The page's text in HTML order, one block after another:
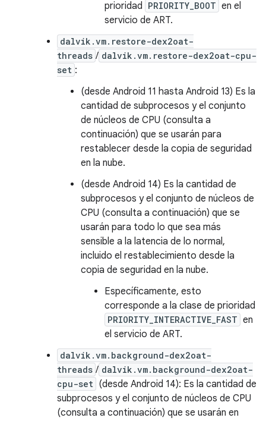
prioridad PRIORITY_BOOT en el
servicio de ART.
dalvik.vm.restore-dex2oat-
threads / dalvik.vm.restore-dex2oat-cpu-
set :
(desde Android 11 hasta Android 13) Es la
cantidad de subprocesos y el conjunto
de núcleos de CPU (consulta a
continuación) que se usarán para
restablecer desde la copia de seguridad
en la nube.
(desde Android 14) Es la cantidad de
subprocesos y el conjunto de núcleos de
CPU (consulta a continuación) que se
usarán para todo lo que sea más
sensible a la latencia de lo normal,
incluido el restablecimiento desde la
copia de seguridad en la nube.
Específicamente, esto
corresponde a la clase de prioridad
PRIORITY_INTERACTIVE_FAST en
el servicio de ART.
dalvik.vm.background-dex2oat-
threads / dalvik.vm.background-dex2oat-
cpu-set (desde Android 14): Es la cantidad de
subprocesos y el conjunto de núcleos de CPU
(consulta a continuación) que se usarán en